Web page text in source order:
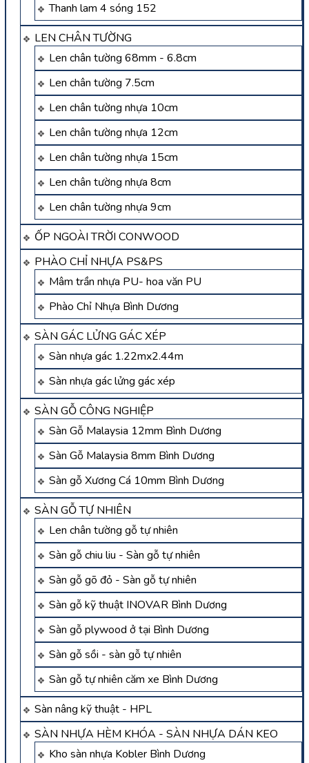
Thanh lam 4 sóng 152
LEN CHÂN TƯỜNG
Len chân tường 68mm - 6.8cm
Len chân tường 7.5cm
Len chân tường nhựa 10cm
Len chân tường nhựa 12cm
Len chân tường nhựa 15cm
Len chân tường nhựa 8cm
Len chân tường nhựa 9cm
ỐP NGOÀI TRỜI CONWOOD
PHÀO CHỈ NHỰA PS&PS
Mâm trần nhựa PU- hoa văn PU
Phào Chỉ Nhựa Bình Dương
SÀN GÁC LỬNG GÁC XÉP
Sàn nhựa gác 1.22mx2.44m
Sàn nhựa gác lửng gác xép
SÀN GỖ CÔNG NGHIỆP
Sàn Gỗ Malaysia 12mm Bình Dương
Sàn Gỗ Malaysia 8mm Bình Dương
Sàn gỗ Xương Cá 10mm Bình Dương
SÀN GỖ TỰ NHIÊN
Len chân tường gỗ tự nhiên
Sàn gỗ chiu liu - Sàn gỗ tự nhiên
Sàn gỗ gõ đỏ - Sàn gỗ tự nhiên
Sàn gỗ kỹ thuật INOVAR Bình Dương
Sàn gỗ plywood ở tại Bình Dương
Sàn gỗ sồi - sàn gỗ tự nhiên
Sàn gỗ tự nhiên căm xe Bình Dương
Sàn nâng kỹ thuật - HPL
SÀN NHỰA HÈM KHÓA - SÀN NHỰA DÁN KEO
Kho sàn nhựa Kobler Bình Dương